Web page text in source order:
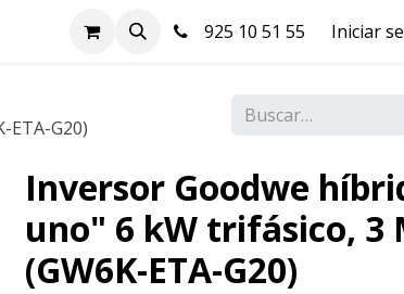
Blog Contacto925 10 51 55 Iniciar
ETA-G20)
Inversor Goodwe
uno" 6 kW trifásico, 3
(GW6K-ETA-G20)